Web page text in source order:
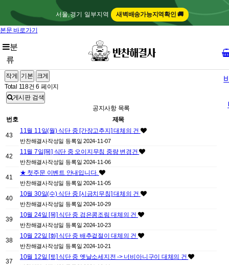
본문 바로가기
분
류
서울,경기 일부지역 새벽배송가능지역확인 🚚
공지사항
작게 기본
크게
Total 118건 6 페이지
게시판 검색
공지사항 목록
번호
제목
43
11월 11일(월) 식단 중 [간장고추지] 대체의 건
반찬해결사작성일 등록일 2024-11-07
42
11월 7일[목] 식단 중 오이지무침 중량 변경건
반찬해결사작성일 등록일 2024-11-06
41
★ 첫주문 이벤트 안내입니다.
반찬해결사작성일 등록일 2024-11-05
40
10월 30일(수) 식단 중 [시금치무침] 대체의 건
반찬해결사작성일 등록일 2024-10-29
39
10월 24일 [목] 식단 중 검은콩조림 대체의 건
반찬해결사작성일 등록일 2024-10-23
38
10월 22일 [화] 식단 중 배추겉절이 대체의 건
반찬해결사작성일 등록일 2024-10-21
37
10월 12일 [토] 식단 중 옛날소세지전 -> 너비아니구이 대체의 건